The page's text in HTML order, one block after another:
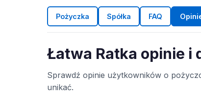
Pożyczka Spółka FAQ
Łatwa Ratka opinie i
Sprawdź opinie użytkowników o
unikać.